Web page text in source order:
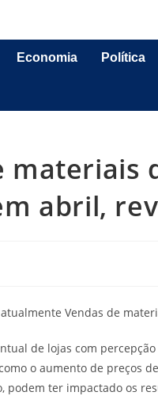
Economia Política
materiais
abril,
de lojas com
o aumento de preços
podem ter impactado os